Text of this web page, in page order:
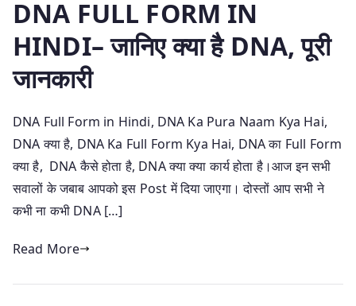
DNA FULL FORM IN
HINDI– जानिए क्या है DNA, पूरी
जानकारी
DNA Full Form in Hindi, DNA Ka Pura Naam Kya Hai,
DNA क्या है, DNA Ka Full Form Kya Hai, DNA का Full Form
क्या है, DNA कैसे होता है, DNA क्या क्या कार्य होता है।आज इन सभी
सवालों के जबाब आपको इस Post में दिया जाएगा। दोस्तों आप सभी ने
कभी ना कभी DNA […]
Read More